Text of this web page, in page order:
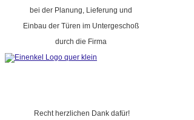
bei der Planung, Lieferung und
Einbau der Türen im Untergeschoß
durch die Firma
Recht herzlichen Dank dafür!